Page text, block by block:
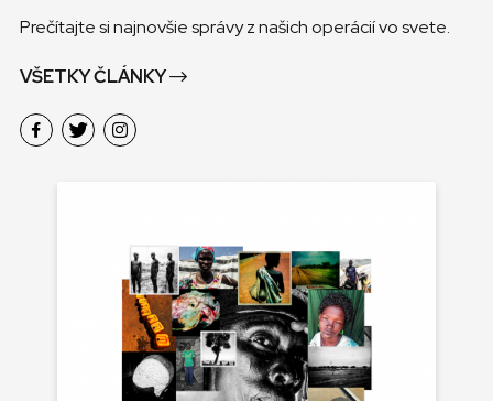
Prečítajte si najnovšie správy z našich operácií vo svete.
VŠETKY ČLÁNKY